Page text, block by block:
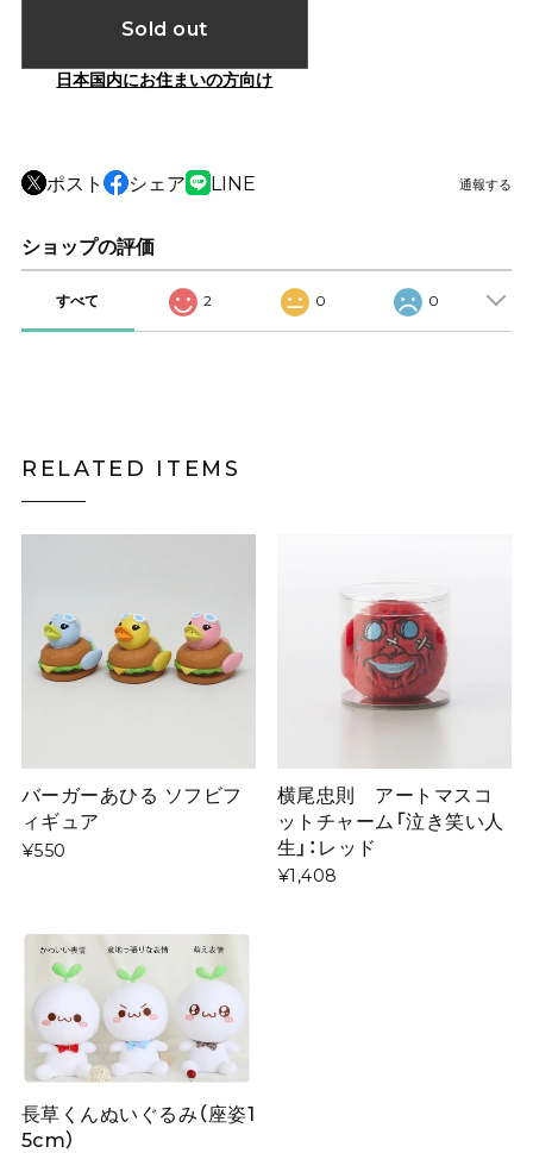
Sold out
日本国内にお住まいの方向け
ポスト シェア LINE 通報する
ショップの評価
すべて 2 0 0
RELATED ITEMS
バーガーあひる ソフビフ
ィギュア
¥550
横尾忠則 アートマスコ
ットチャーム「泣き笑い人
生」：レッド
¥1,408
長草くんぬいぐるみ（座姿1
5cm）